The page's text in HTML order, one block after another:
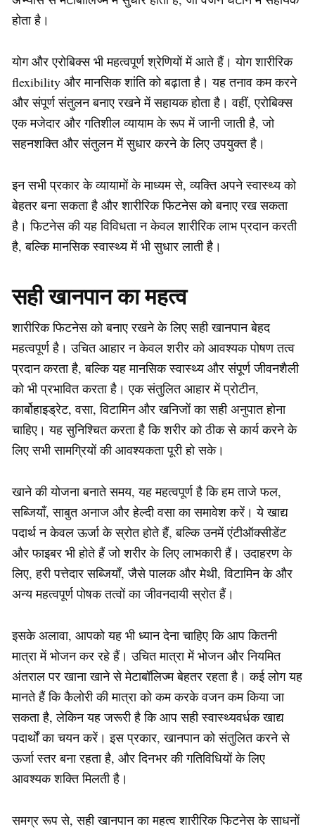
होता है।
योग और एरोबिक्स भी महत्वपूर्ण श्रेणियों में आते हैं। योग शारीरिक
flexibility और मानसिक शांति को बढ़ाता है। यह तनाव कम करने
और संपूर्ण संतुलन बनाए रखने में सहायक होता है। वहीं, एरोबिक्स
एक मजेदार और गतिशील व्यायाम के रूप में जानी जाती है, जो
सहनशक्ति और संतुलन में सुधार करने के लिए उपयुक्त है।
इन सभी प्रकार के व्यायामों के माध्यम से, व्यक्ति अपने स्वास्थ्य को
बेहतर बना सकता है और शारीरिक फिटनेस को बनाए रख सकता
है। फिटनेस की यह विविधता न केवल शारीरिक लाभ प्रदान करती
है, बल्कि मानसिक स्वास्थ्य में भी सुधार लाती है।
सही खानपान का महत्व
शारीरिक फिटनेस को बनाए रखने के लिए सही खानपान बेहद
महत्वपूर्ण है। उचित आहार न केवल शरीर को आवश्यक पोषण तत्व
प्रदान करता है, बल्कि यह मानसिक स्वास्थ्य और संपूर्ण जीवनशैली
को भी प्रभावित करता है। एक संतुलित आहार में प्रोटीन,
कार्बोहाइड्रेट, वसा, विटामिन और खनिजों का सही अनुपात होना
चाहिए। यह सुनिश्चित करता है कि शरीर को ठीक से कार्य करने के
लिए सभी सामग्रियों की आवश्यकता पूरी हो सके।
खाने की योजना बनाते समय, यह महत्वपूर्ण है कि हम ताजे फल,
सब्जियाँ, साबुत अनाज और हेल्दी वसा का समावेश करें। ये खाद्य
पदार्थ न केवल ऊर्जा के स्रोत होते हैं, बल्कि उनमें एंटीऑक्सीडेंट
और फाइबर भी होते हैं जो शरीर के लिए लाभकारी हैं। उदाहरण के
लिए, हरी पत्तेदार सब्जियाँ, जैसे पालक और मेथी, विटामिन के और
अन्य महत्वपूर्ण पोषक तत्वों का जीवनदायी स्रोत हैं।
इसके अलावा, आपको यह भी ध्यान देना चाहिए कि आप कितनी
मात्रा में भोजन कर रहे हैं। उचित मात्रा में भोजन और नियमित
अंतराल पर खाना खाने से मेटाबॉलिज्म बेहतर रहता है। कई लोग यह
मानते हैं कि कैलोरी की मात्रा को कम करके वजन कम किया जा
सकता है, लेकिन यह जरूरी है कि आप सही स्वास्थ्यवर्धक खाद्य
पदार्थों का चयन करें। इस प्रकार, खानपान को संतुलित करने से
ऊर्जा स्तर बना रहता है, और दिनभर की गतिविधियों के लिए
आवश्यक शक्ति मिलती है।
समग्र रूप से, सही खानपान का महत्व शारीरिक फिटनेस के साधनों